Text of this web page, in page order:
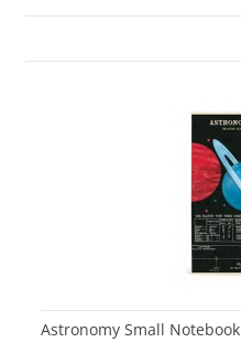
Astronomy Small Notebook